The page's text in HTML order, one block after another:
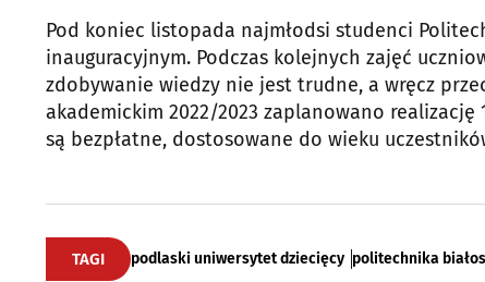
Pod koniec listopada najmłodsi studenci
inauguracyjnym. Podczas kolejnych zajęć
zdobywanie wiedzy nie jest trudne, a wręcz
akademickim 2022/2023 zaplanowano
są bezpłatne, dostosowane do wieku
TAGI podlaski uniwersytet dziecięcy politechnika